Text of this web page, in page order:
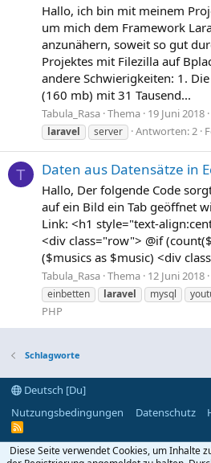
Hallo, ich bin mit meinem
um mich dem Framework
anzunähern, soweit so gut
Projektes mit Filezilla auf
andere Schwierigkeiten: 1.
(160 mb) mit 31 Tausend...
Tabula_Rasa Thema 19 Juni 2018
laravel
server Antworten: 2
T Daten aus Datensätze in
Hallo, Der folgende Code
auf ein Bild ein Tab geöffnet
Link: <h1 style="text-
<div class="row"> @if
($musics as $music) <div
Tabula_Rasa Thema 12 Juni 2018
einbetten
laravel mysql
PHP
Schlagworte
Deutsch [Du]
Nutzungsbedingungen
Datenschutz
R
S
Diese Seite verwendet Cookies, um Inhalte